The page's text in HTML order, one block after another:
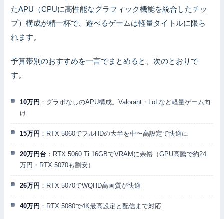
たAPU（CPUに高性能なグラフィック機能を統合したチッ
プ）構成が精一杯で、遊べるゲームは軽量タイトルに限ら
れます。
予算帯別のおすすめを一言でまとめると、次のとおりで
す。
10万円 ：グラボなしのAPU構成。Valorant・LoLなど軽量ゲーム向
け
15万円 ：RTX 5060でフルHDの大半を中〜高設定で快適に
20万円台 ：RTX 5060 Ti 16GBでVRAMに余裕（GPU高騰で約24
万円・RTX 5070も割安）
26万円 ：RTX 5070でWQHD高画質が快適
40万円 ：RTX 5080で4K最高設定と配信まで対応